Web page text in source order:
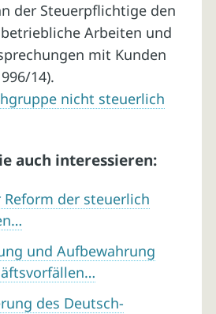
der Steuerpflichtige den
Arbeiten und
mit Kunden
14).
nicht steuerlich
auch interessieren:
Reform der steuerlich
und Aufbewahrung
des Deutsch-